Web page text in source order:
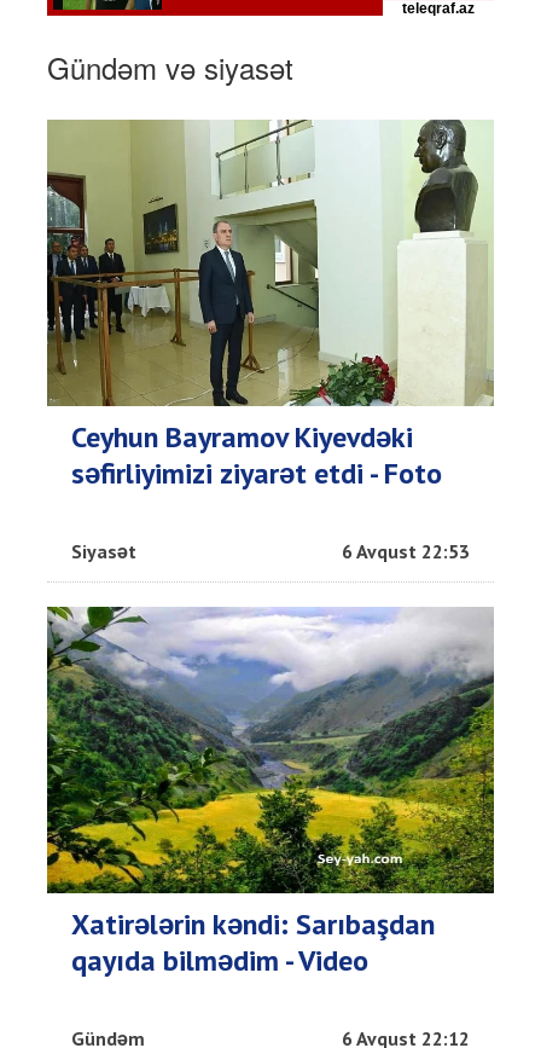
Gündəm və siyasət
Ceyhun Bayramov Kiyevdəki
səfirliyimizi ziyarət etdi - Foto
Siyasət 6 Avqust 22:53
Xatirələrin kəndi: Sarıbaşdan
qayıda bilmədim - Video
Gündəm 6 Avqust 22:12